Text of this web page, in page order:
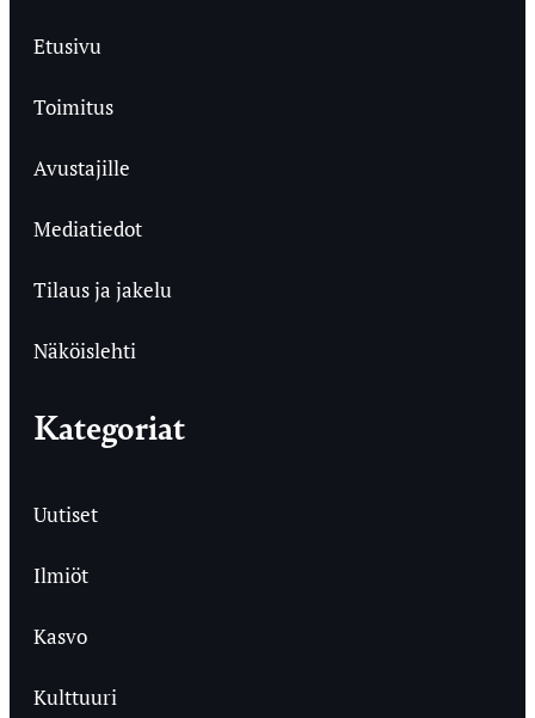
Etusivu
Toimitus
Avustajille
Mediatiedot
Tilaus ja jakelu
Näköislehti
Kategoriat
Uutiset
Ilmiöt
Kasvo
Kulttuuri